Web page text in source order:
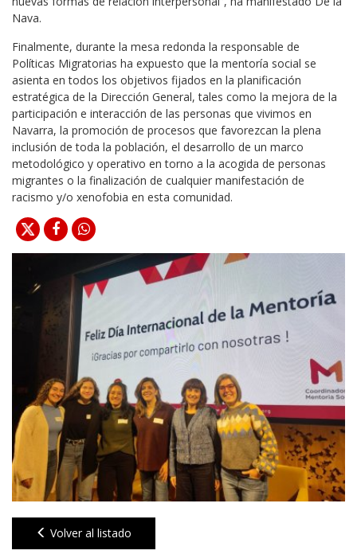
Nava.
Finalmente, durante la mesa redonda la responsable de
Políticas Migratorias ha expuesto que la mentoría social se
asienta en todos los objetivos fijados en la planificación
estratégica de la Dirección General, tales como la mejora de la
participación e interacción de las personas que vivimos en
Navarra, la promoción de procesos que favorezcan la plena
inclusión de toda la población, el desarrollo de un marco
metodológico y operativo en torno a la acogida de personas
migrantes o la finalización de cualquier manifestación de
racismo y/o xenofobia en esta comunidad.
Volver al listado